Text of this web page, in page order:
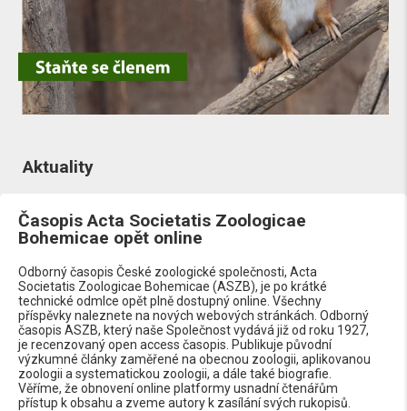
Aktuality
Časopis Acta Societatis Zoologicae
Bohemicae opět online
Odborný časopis České zoologické společnosti, Acta
Societatis Zoologicae Bohemicae (ASZB), je po krátké
technické odmlce opět plně dostupný online. Všechny
příspěvky naleznete na nových webových stránkách. Odborný
časopis ASZB, který naše Společnost vydává již od roku 1927,
je recenzovaný open access časopis. Publikuje původní
výzkumné články zaměřené na obecnou zoologii, aplikovanou
zoologii a systematickou zoologii, a dále také biografie.
Věříme, že obnovení online platformy usnadní čtenářům
přístup k obsahu a zveme autory k zasílání svých rukopisů.